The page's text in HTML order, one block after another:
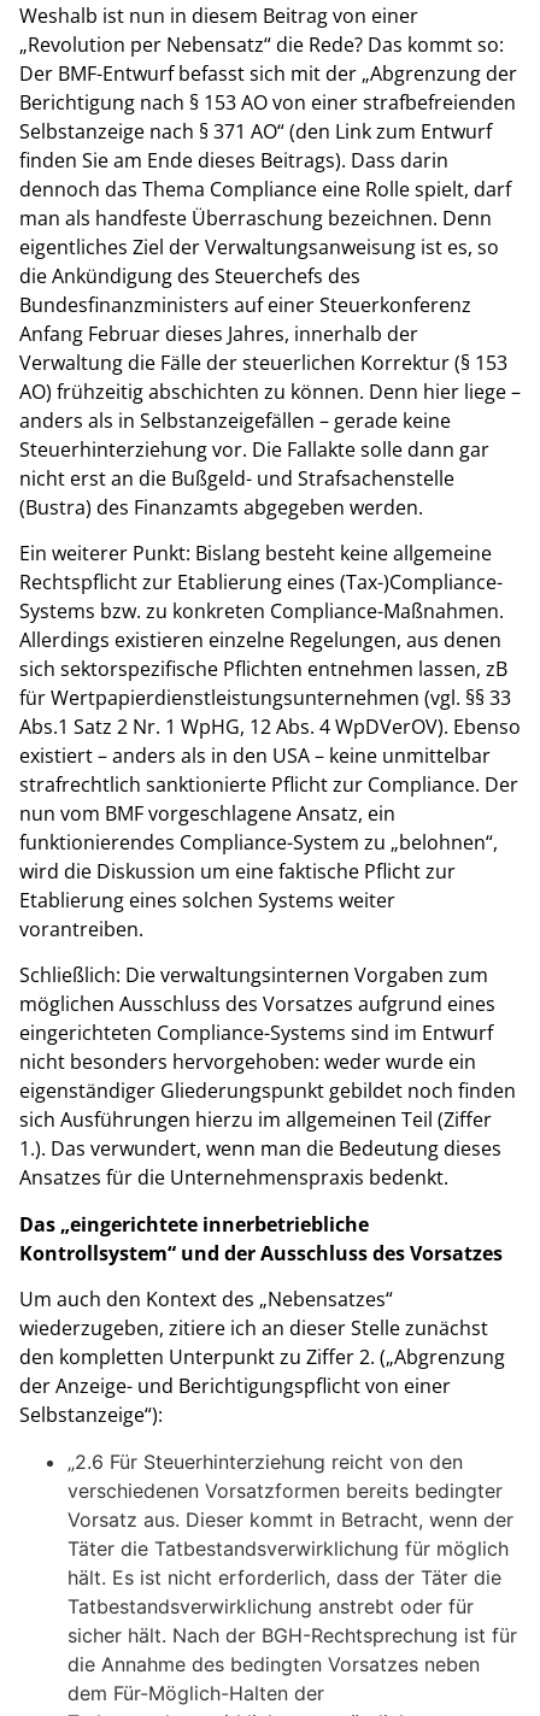
Weshalb ist nun in diesem Beitrag von einer
„Revolution per Nebensatz“ die Rede? Das kommt so:
Der BMF-Entwurf befasst sich mit der „Abgrenzung der
Berichtigung nach § 153 AO von einer strafbefreienden
Selbstanzeige nach § 371 AO“ (den Link zum Entwurf
finden Sie am Ende dieses Beitrags). Dass darin
dennoch das Thema Compliance eine Rolle spielt, darf
man als handfeste Überraschung bezeichnen. Denn
eigentliches Ziel der Verwaltungsanweisung ist es, so
die Ankündigung des Steuerchefs des
Bundesfinanzministers auf einer Steuerkonferenz
Anfang Februar dieses Jahres, innerhalb der
Verwaltung die Fälle der steuerlichen Korrektur (§ 153
AO) frühzeitig abschichten zu können. Denn hier liege –
anders als in Selbstanzeigefällen – gerade keine
Steuerhinterziehung vor. Die Fallakte solle dann gar
nicht erst an die Bußgeld- und Strafsachenstelle
(Bustra) des Finanzamts abgegeben werden.
Ein weiterer Punkt: Bislang besteht keine allgemeine
Rechtspflicht zur Etablierung eines (Tax-)Compliance-
Systems bzw. zu konkreten Compliance-Maßnahmen.
Allerdings existieren einzelne Regelungen, aus denen
sich sektorspezifische Pflichten entnehmen lassen, zB
für Wertpapierdienstleistungsunternehmen (vgl. §§ 33
Abs.1 Satz 2 Nr. 1 WpHG, 12 Abs. 4 WpDVerOV). Ebenso
existiert – anders als in den USA – keine unmittelbar
strafrechtlich sanktionierte Pflicht zur Compliance. Der
nun vom BMF vorgeschlagene Ansatz, ein
funktionierendes Compliance-System zu „belohnen“,
wird die Diskussion um eine faktische Pflicht zur
Etablierung eines solchen Systems weiter
vorantreiben.
Schließlich: Die verwaltungsinternen Vorgaben zum
möglichen Ausschluss des Vorsatzes aufgrund eines
eingerichteten Compliance-Systems sind im Entwurf
nicht besonders hervorgehoben: weder wurde ein
eigenständiger Gliederungspunkt gebildet noch finden
sich Ausführungen hierzu im allgemeinen Teil (Ziffer
1.). Das verwundert, wenn man die Bedeutung dieses
Ansatzes für die Unternehmenspraxis bedenkt.
Das „eingerichtete innerbetriebliche
Kontrollsystem“ und der Ausschluss des Vorsatzes
Um auch den Kontext des „Nebensatzes“
wiederzugeben, zitiere ich an dieser Stelle zunächst
den kompletten Unterpunkt zu Ziffer 2. („Abgrenzung
der Anzeige- und Berichtigungspflicht von einer
Selbstanzeige“):
„2.6 Für Steuerhinterziehung reicht von den
verschiedenen Vorsatzformen bereits bedingter
Vorsatz aus. Dieser kommt in Betracht, wenn der
Täter die Tatbestandsverwirklichung für möglich
hält. Es ist nicht erforderlich, dass der Täter die
Tatbestandsverwirklichung anstrebt oder für
sicher hält. Nach der BGH-Rechtsprechung ist für
die Annahme des bedingten Vorsatzes neben
dem Für-Möglich-Halten der